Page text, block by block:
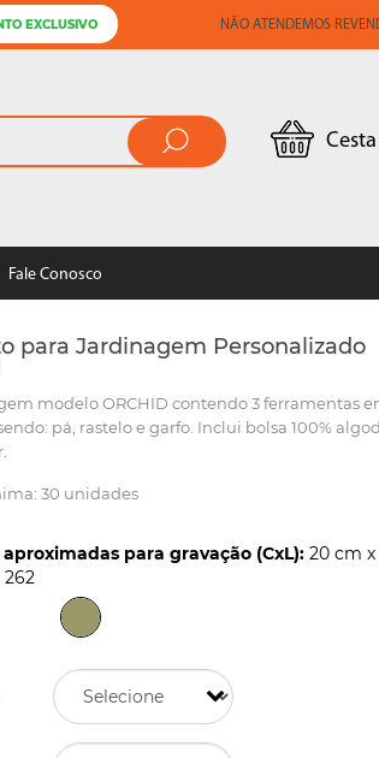
EXCLUSIVO NÃO ATENDEMOS
Fale Conosco
para Jardinagem Personalizado
modelo ORCHID contendo 3 ferramentas
pá, rastelo e garfo. Inclui bolsa 100%
30 unidades
para gravação (CxL): 20 cm
262